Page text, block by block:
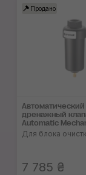
Продано
Автоматический
дренажный
Automatic
Valve
Для блока
7 785 ₴